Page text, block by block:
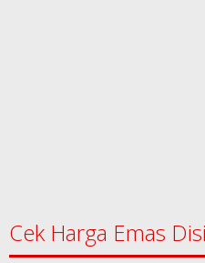
Cek Harga Emas